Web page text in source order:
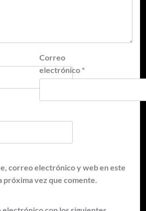
Correo
electrónico *
correo electrónico y web en este
próxima vez que comente.